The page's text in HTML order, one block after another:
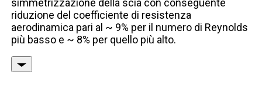
simmetrizzazione della scia con conseguente
riduzione del coefficiente di resistenza
aerodinamica pari al ~ 9% per il numero di Reynolds
più basso e ~ 8% per quello più alto.